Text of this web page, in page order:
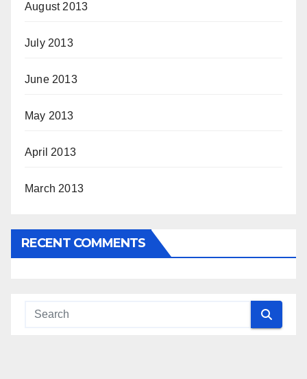
August 2013
July 2013
June 2013
May 2013
April 2013
March 2013
RECENT COMMENTS